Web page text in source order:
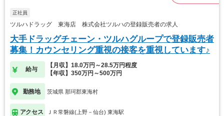
正社員
ツルハドラッグ 東海店 株式会社ツルハの登録販売者の求人
大手ドラッグチェーン・ツルハグループで登録販売者
募集！カウンセリング重視の接客を重視しています♪
給与
【月収】18.0万円～28.5万円程度
【年収】350万円～500万円
勤務地 茨城県 那珂郡東海村
アクセス ＪＲ常磐線(上野－仙台) 東海駅